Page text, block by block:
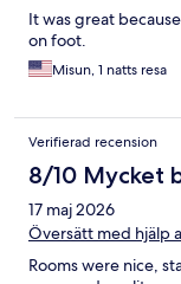
It was great
on foot.
Misun, 1 natts resa
Verifierad recension
8/10 Mycket
17 maj 2026
Översätt med hjälp
Rooms were nice,